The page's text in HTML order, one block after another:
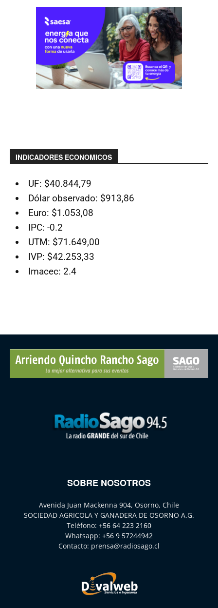
INDICADORES ECONOMICOS
UF: $40.844,79
Dólar observado: $913,86
Euro: $1.053,08
IPC: -0.2
UTM: $71.649,00
IVP: $42.253,33
Imacec: 2.4
SOBRE NOSOTROS
Avenida Juan Mackenna 904, Osorno, Chile
SOCIEDAD AGRICOLA Y GANADERA DE OSORNO A.G.
Teléfono: +56 64 223 2160
Whatsapp: +56 9 57244942
Contacto: prensa@radiosago.cl